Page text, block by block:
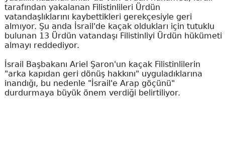
tarafından yakalanan Filistinlileri Ürdün
vatandaşlıklarını kaybettikleri gerekçesiyle geri
almıyor. Şu anda İsrail'de kaçak oldukları için tutuklu
bulunan 13 Ürdün vatandaşı Filistinliyi Ürdün hükümeti
almayı reddediyor.
İsrail Başbakanı Ariel Şaron'un kaçak Filistinlilerin
"arka kapıdan geri dönüş hakkını" uyguladıklarına
inandığı, bu nedenle "İsrail'e Arap göçünü"
durdurmaya büyük önem verdiği belirtiliyor.